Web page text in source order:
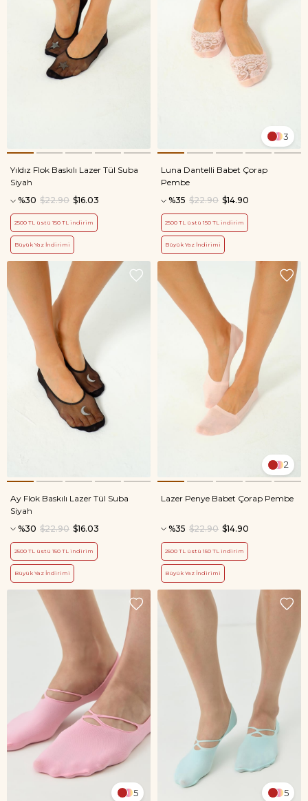
Yıldız Flok Baskılı Lazer Tül Suba
Siyah
%30
$16.03
$22.90
2500 TL üstü 150 TL indirim
Büyük Yaz İndirimi
3
Luna Dantelli Babet Çorap
Pembe
%35
$14.90
$22.90
2500 TL üstü 150 TL indirim
Büyük Yaz İndirimi
Ay Flok Baskılı Lazer Tül Suba
Siyah
%30
$16.03
$22.90
2500 TL üstü 150 TL indirim
Büyük Yaz İndirimi
2
Lazer Penye Babet Çorap Pembe
%35 $14.90
$22.90
2500 TL üstü 150 TL indirim
Büyük Yaz İndirimi
5 5